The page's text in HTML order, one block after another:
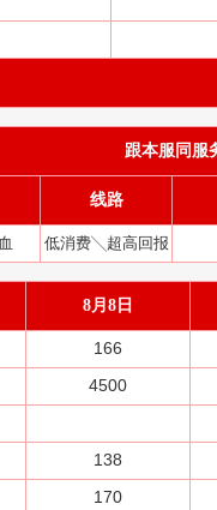
跟本服同服
线路
低消费╲超高回报
8月8日
166
4500
138
170